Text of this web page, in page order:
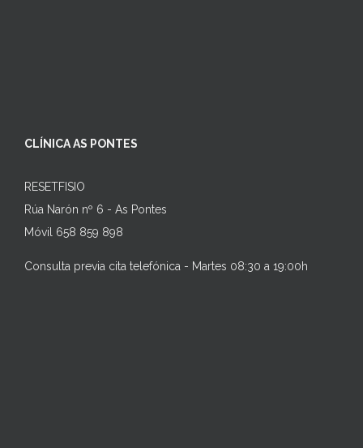
CLÍNICA AS PONTES
RESETFISIO
Rúa Narón nº 6 - As Pontes
Móvil 658 859 898
Consulta previa cita telefónica - Martes 08:30 a 19:00h